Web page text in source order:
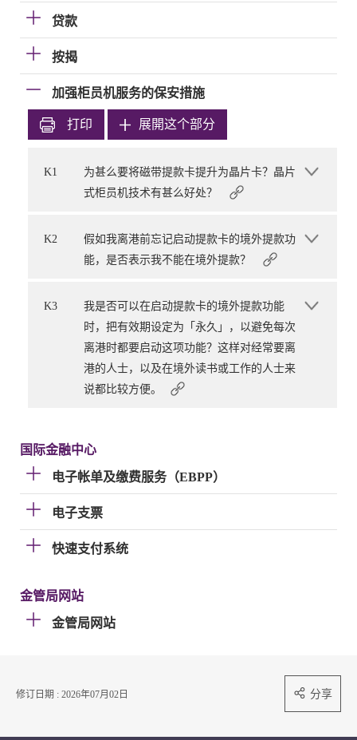
贷款
按揭
加强柜员机服务的保安措施
打印 展開这个部分
K1
为甚么要将磁带提款卡提升为晶片卡？晶片
式柜员机技术有甚么好处？
K2
假如我离港前忘记启动提款卡的境外提款功
能，是否表示我不能在境外提款？
K3
我是否可以在启动提款卡的境外提款功能
时，把有效期设定为「永久」，以避免每次
离港时都要启动这项功能？这样对经常要离
港的人士，以及在境外读书或工作的人士来
说都比较方便。
国际金融中心
电子帐单及缴费服务（EBPP）
电子支票
快速支付系统
金管局网站
金管局网站
修订日期 : 2026年07月02日 分享